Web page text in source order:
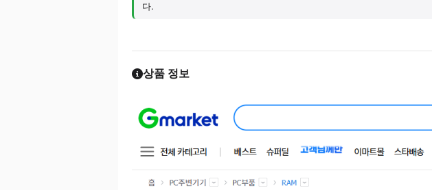
다.
상품 정보